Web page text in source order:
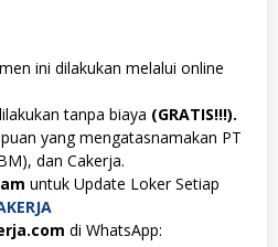
ini dilakukan melalui online
tanpa biaya (GRATIS!!!).
yang mengatasnamakan PT
dan Cakerja.
untuk Update Loker Setiap
di WhatsApp: